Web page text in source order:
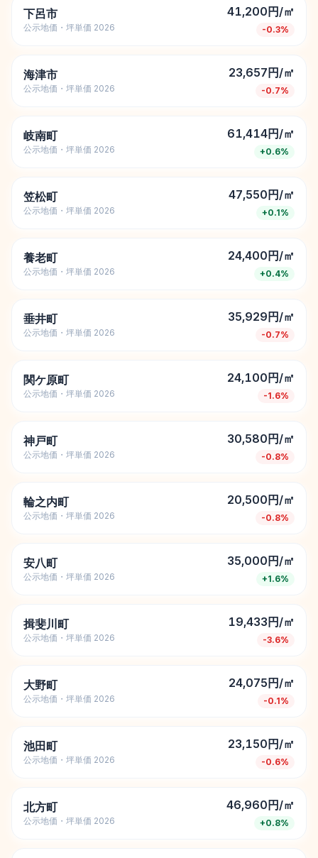
下呂市
公示地価・坪単価 2026
41,200円/㎡
-0.3%
海津市
公示地価・坪単価 2026
23,657円/㎡
-0.7%
岐南町
公示地価・坪単価 2026
61,414円/㎡
+0.6%
笠松町
公示地価・坪単価 2026
47,550円/㎡
+0.1%
養老町
公示地価・坪単価 2026
24,400円/㎡
+0.4%
垂井町
公示地価・坪単価 2026
35,929円/㎡
-0.7%
関ケ原町
公示地価・坪単価 2026
24,100円/㎡
-1.6%
神戸町
公示地価・坪単価 2026
30,580円/㎡
-0.8%
輪之内町
公示地価・坪単価 2026
20,500円/㎡
-0.8%
安八町
公示地価・坪単価 2026
35,000円/㎡
+1.6%
揖斐川町
公示地価・坪単価 2026
19,433円/㎡
-3.6%
大野町
公示地価・坪単価 2026
24,075円/㎡
-0.1%
池田町
公示地価・坪単価 2026
23,150円/㎡
-0.6%
北方町
公示地価・坪単価 2026
46,960円/㎡
+0.8%